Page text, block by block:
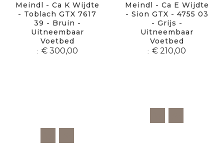
Meindl - Ca K Wijdte
- Toblach GTX 7617
39 - Bruin -
Uitneembaar
Voetbed
€ 300,00
Meindl - Ca E Wijdte
- Sion GTX - 4755 03
- Grijs -
Uitneembaar
Voetbed
€ 210,00